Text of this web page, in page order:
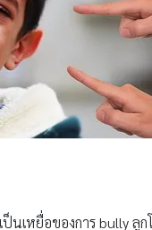
ป็นเหยื่อของการ bully